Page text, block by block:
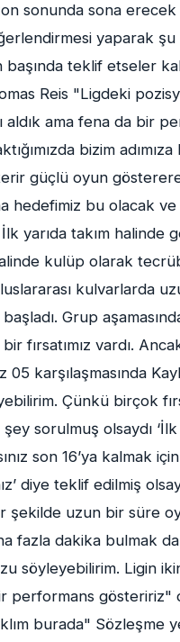
sonunda sona
yaparak
başında teklif etseler
Reis "Ligdeki
ama fena da bir
bizim
güçlü oyun
hedefimiz bu olacak
yarıda takım halinde
kulüp olarak
kulvarlarda
Grup
fırsatımız vardı.
05 karşılaşmasında
Çünkü birçok
sorulmuş olsaydı
son 16’ya kalmak
diye teklif edilmiş
şekilde uzun bir süre
fazla dakika bulmak
söyleyebilirim. Ligin
performans gösteririz"
burada" Sözleşme